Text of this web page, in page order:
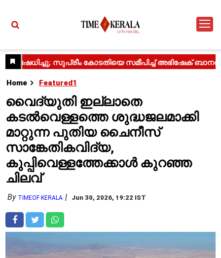
Home Featured1
വൈദ്യുതി ഇല്ലാതെ
കടൽവെള്ളത്തെ ശുദ്ധജലമാക്കി
മാറ്റുന്ന പുതിയ ചൈനീസ്
സാങ്കേതികവിദ്യ,
കുപ്പിവെള്ളത്തേക്കാൾ കുറഞ്ഞ
ചിലവ്
By TIMEOF KERALA Jun 30, 2026, 19:22 IST